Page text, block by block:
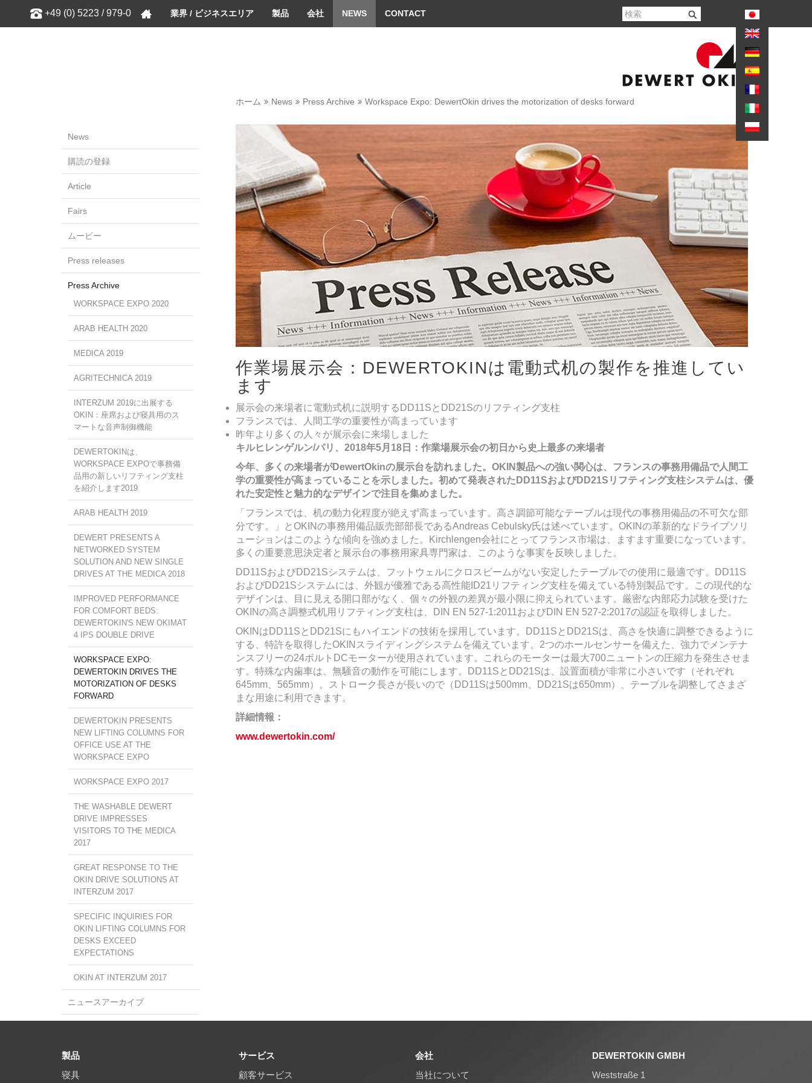
Show convenient version of this site
+49 (0) 5223 / 979-0 業界 / ビジネスエリア 製品 会社 NEWS CONTACT
ホーム News Press Archive Workspace Expo: DewertOkin drives the motorization of desks forward
News
購読の登録
Article
Fairs
ムービー
Press releases
Press Archive
WORKSPACE EXPO 2020
ARAB HEALTH 2020
MEDICA 2019
AGRITECHNICA 2019
INTERZUM 2019に出展する
OKIN：座席および寝具用のス
マートな音声制御機能
DEWERTOKINは、
WORKSPACE EXPOで事務備
品用の新しいリフティング支柱
を紹介します2019
ARAB HEALTH 2019
DEWERT PRESENTS A
NETWORKED SYSTEM
SOLUTION AND NEW SINGLE
DRIVES AT THE MEDICA 2018
IMPROVED PERFORMANCE
FOR COMFORT BEDS:
DEWERTOKIN'S NEW OKIMAT
4 IPS DOUBLE DRIVE
WORKSPACE EXPO:
DEWERTOKIN DRIVES THE
MOTORIZATION OF DESKS
FORWARD
DEWERTOKIN PRESENTS
NEW LIFTING COLUMNS FOR
OFFICE USE AT THE
WORKSPACE EXPO
WORKSPACE EXPO 2017
THE WASHABLE DEWERT
DRIVE IMPRESSES
VISITORS TO THE MEDICA
2017
GREAT RESPONSE TO THE
OKIN DRIVE SOLUTIONS AT
INTERZUM 2017
SPECIFIC INQUIRIES FOR
OKIN LIFTING COLUMNS FOR
DESKS EXCEED
EXPECTATIONS
OKIN AT INTERZUM 2017
ニュースアーカイブ
作業場展示会：DEWERTOKINは電動式机の製作を推進してい
ます
展示会の来場者に電動式机に説明するDD11SとDD21Sのリフティング支柱
フランスでは、人間工学の重要性が高まっています
昨年より多くの人々が展示会に来場しました
キルヒレンゲルン/パリ、 2018年5月 18日：作業場展示会の初日から史上最多の来場者
今年、多くの来場者がDewertOkinの展示台を訪れました。 OKIN製品への強い関心は、フランスの事務用備品で人間工
学の重要性が高まっていることを示しました。初めて発表された DD11SおよびDD21S リフティング支柱システムは、優
れた安定性と魅力的なデザインで注目を集めました。
「フランスでは、机の動力化程度が絶えず高まっています。高さ調節可能なテーブルは現代の事務用備品の不可欠な部
分です。」とOKINの事務用備品販売部部長であるAndreas Cebulsky氏は述べています。OKINの革新的なドライブソリ
ューションはこのような傾向を強めました。Kirchlengen会社にとってフランス市場は、ますます重要になっています。
多くの重要意思決定者と展示台の事務用家具専門家は、このような事実を反映しました。
DD11SおよびDD21Sシステムは、フットウェルにクロスビームがない安定したテーブルでの使用に最適です。DD11S
およびDD21Sシステムには、外観が優雅である高性能ID21リフティング支柱を備えている特別製品です。この現代的な
デザインは、目に見える開口部がなく、個々の外観の差異が最小限に抑えられています。厳密な内部応力試験を受けた
OKINの高さ調整式机用リフティング支柱は、DIN EN 527-1:2011およびDIN EN 527-2:2017の認証を取得しました。
OKINはDD11SとDD21Sにもハイエンドの技術を採用しています。DD11SとDD21Sは、高さを快適に調整できるように
する、特許を取得したOKINスライディングシステムを備えています。2つのホールセンサーを備えた、強力でメンテナ
ンスフリーの24ボルトDCモーターが使用されています。これらのモーターは最大700ニュートンの圧縮力を発生させま
す。特殊な内歯車は、無騒音の動作を可能にします。DD11SとDD21Sは、設置面積が非常に小さいです（それぞれ
645mm、565mm）。ストローク長さが長いので（DD11Sは500mm、DD21Sは650mm）、テーブルを調整してさまざ
まな用途に利用できます。
詳細情報：
www.dewertokin.com/
製品
寝具
サービス
顧客サービス
会社
当社について
DEWERTOKIN GMBH
Weststraße 1